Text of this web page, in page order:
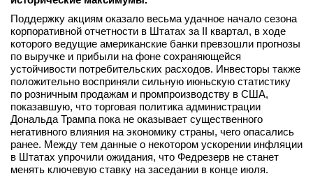
Мероприятия
Новости
Интервью
вконтакте
телеграм
Поддержку акциям оказало весьма удачное начало сезона
корпоративной отчетности в Штатах за II квартал, в ходе
которого ведущие американские банки превзошли прогнозы
по выручке и прибыли на фоне сохраняющейся
устойчивости потребительских расходов. Инвесторы также
положительно восприняли сильную июньскую статистику
по розничным продажам и промпроизводству в США,
показавшую, что торговая политика администрации
Дональда Трампа пока не оказывает существенного
негативного влияния на экономику страны, чего опасались
ранее. Между тем данные о некотором ускорении инфляции
в Штатах упрочили ожидания, что Федрезерв не станет
менять ключевую ставку на заседании в конце июля.